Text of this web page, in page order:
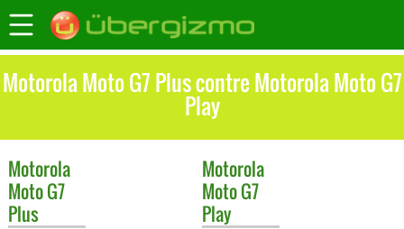
Motorola Moto G7 Plus contre Motorola Moto G7
Play
Motorola
Moto G7
Plus
Motorola
Moto G7
Play